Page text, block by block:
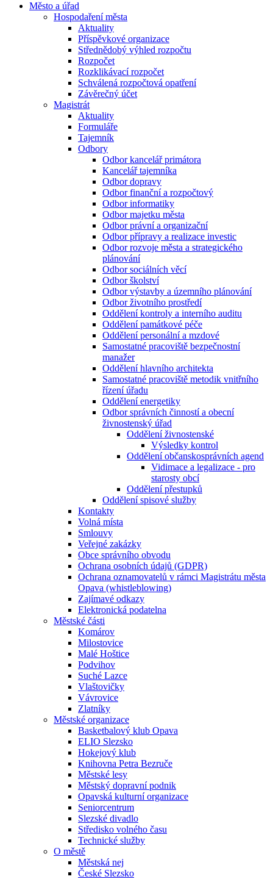
Město a úřad
Hospodaření města
Aktuality
Příspěvkové organizace
Střednědobý výhled rozpočtu
Rozpočet
Rozklikávací rozpočet
Schválená rozpočtová opatření
Závěrečný účet
Magistrát
Aktuality
Formuláře
Tajemník
Odbory
Odbor kancelář primátora
Kancelář tajemníka
Odbor dopravy
Odbor finanční a rozpočtový
Odbor informatiky
Odbor majetku města
Odbor právní a organizační
Odbor přípravy a realizace investic
Odbor rozvoje města a strategického
plánování
Odbor sociálních věcí
Odbor školství
Odbor výstavby a územního plánování
Odbor životního prostředí
Oddělení kontroly a interního auditu
Oddělení památkové péče
Oddělení personální a mzdové
Samostatné pracoviště bezpečnostní
manažer
Oddělení hlavního architekta
Samostatné pracoviště metodik vnitřního
řízení úřadu
Oddělení energetiky
Odbor správních činností a obecní
živnostenský úřad
Oddělení živnostenské
Výsledky kontrol
Oddělení občanskosprávních agend
Vidimace a legalizace - pro
starosty obcí
Oddělení přestupků
Oddělení spisové služby
Kontakty
Volná místa
Smlouvy
Veřejné zakázky
Obce správního obvodu
Ochrana osobních údajů (GDPR)
Ochrana oznamovatelů v rámci Magistrátu města
Opava (whistleblowing)
Zajímavé odkazy
Elektronická podatelna
Městské části
Komárov
Milostovice
Malé Hoštice
Podvihov
Suché Lazce
Vlaštovičky
Vávrovice
Zlatníky
Městské organizace
Basketbalový klub Opava
ELIO Slezsko
Hokejový klub
Knihovna Petra Bezruče
Městské lesy
Městský dopravní podnik
Opavská kulturní organizace
Seniorcentrum
Slezské divadlo
Středisko volného času
Technické služby
O městě
Městská nej
České Slezsko